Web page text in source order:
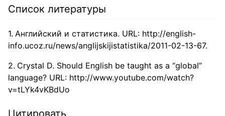
Список литературы
Английский и статистика. URL: http://english-
info.ucoz.ru/news/anglijskijistatistika/2011-02-13-67.
Сrystal D. Should English be taught as a “global”
language? URL: http://www.youtube.com/watch?
v=tLYk4vKBdUo
Цитировать